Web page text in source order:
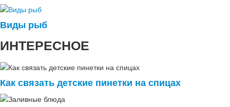
Виды рыб
ИНТЕРЕСНОЕ
Как связать детские пинетки на спицах